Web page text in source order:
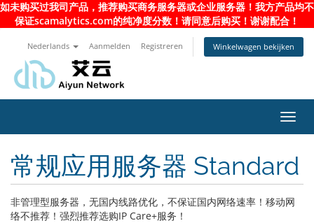
如未购买过我司产品，推荐购买商务服务器或企业服务器！我方产品均不
保证scamalytics.com的纯净度分数！请同意后购买！谢谢配合！
Nederlands Aanmelden Registreren Winkelwagen bekijken
in-/
常规应用服务器 Standard
非管理型服务器，无国内线路优化，不保证国内网络速率！移动网
络不推荐！强烈推荐选购IP Care+服务！